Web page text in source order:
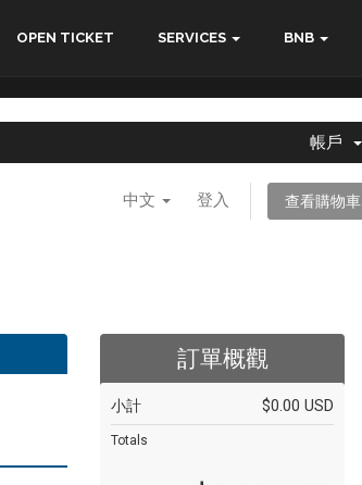
OPEN TICKET SERVICES BNB
帳戶
中文 登入 查看購物車
訂單概觀
小計 $0.00 USD
Totals